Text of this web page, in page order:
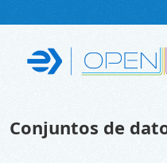
Conjuntos de